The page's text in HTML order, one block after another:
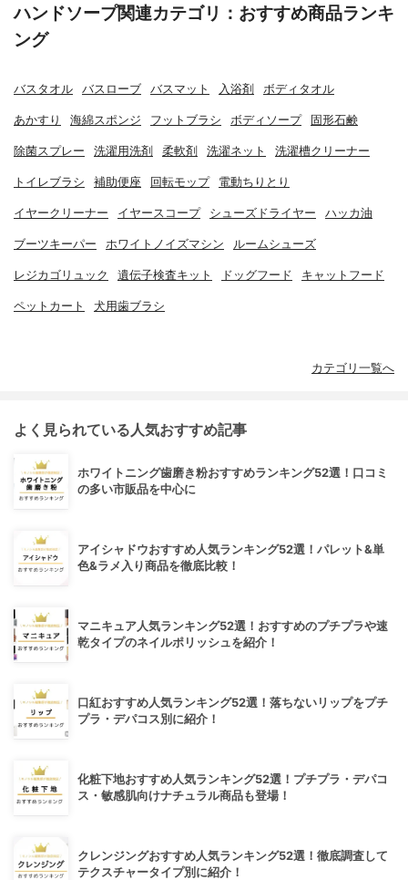
ハンドソープ関連カテゴリ：おすすめ商品ランキ
ング
バスタオル バスローブ バスマット 入浴剤 ボディタオル
あかすり 海綿スポンジ フットブラシ ボディソープ 固形石鹸
除菌スプレー 洗濯用洗剤 柔軟剤 洗濯ネット 洗濯槽クリーナー
トイレブラシ 補助便座 回転モップ 電動ちりとり
イヤークリーナー イヤースコープ シューズドライヤー ハッカ油
ブーツキーパー ホワイトノイズマシン ルームシューズ
レジカゴリュック 遺伝子検査キット ドッグフード キャットフード
ペットカート 犬用歯ブラシ
カテゴリ一覧へ
よく見られている人気おすすめ記事
ホワイトニング歯磨き粉おすすめランキング52選！口コミ
の多い市販品を中心に
アイシャドウおすすめ人気ランキング52選！パレット&単
色&ラメ入り商品を徹底比較！
マニキュア人気ランキング52選！おすすめのプチプラや速
乾タイプのネイルポリッシュを紹介！
口紅おすすめ人気ランキング52選！落ちないリップをプチ
プラ・デパコス別に紹介！
化粧下地おすすめ人気ランキング52選！プチプラ・デパコ
ス・敏感肌向けナチュラル商品も登場！
クレンジングおすすめ人気ランキング52選！徹底調査して
テクスチャータイプ別に紹介！